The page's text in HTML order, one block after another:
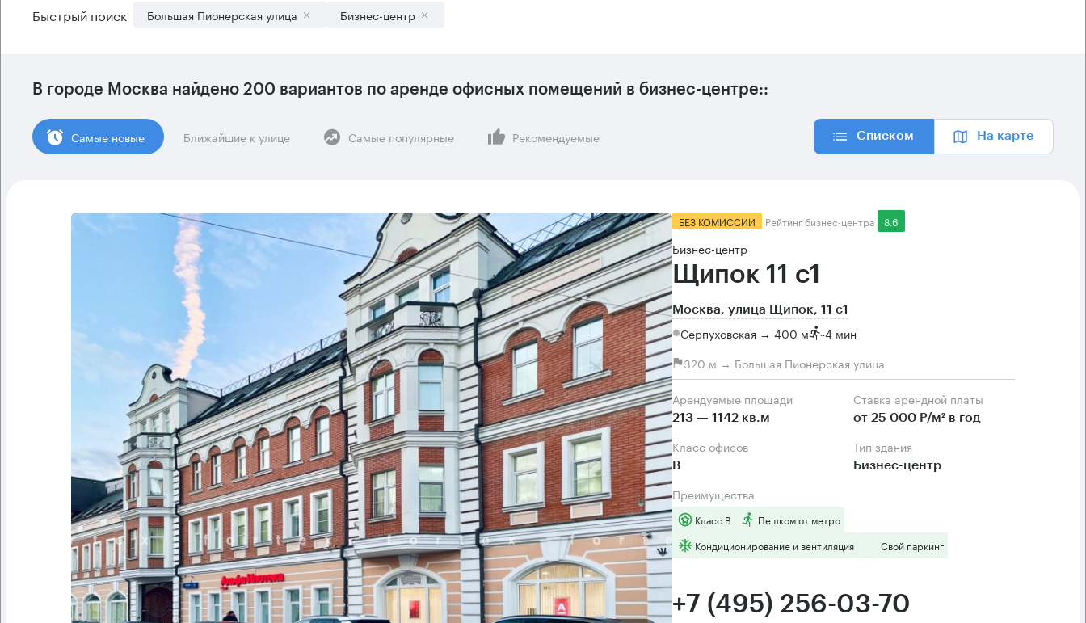
Быстрый поиск Большая Пионерская улица Бизнес-центр
В городе Москва найдено 200 вариантов по аренде офисных помещений в бизнес-центре::
Cамые новые Ближайшие к улице Самые популярные Рекомендуемые Списком На карте
БЕЗ КОМИССИИ Рейтинг бизнес-центра 8.6
Бизнес-центр
Щипок 11 с1
Москва, улица Щипок, 11 с1
Серпуховская → 400 м ~4 мин
320 м → Большая Пионерская улица
Арендуемые площади
213 — 1142 кв.м
Ставка арендной платы
от 25 000 Р/м² в год
Класс офисов
B
Тип здания
Бизнес-центр
Преимущества
Класс B
Пешком от метро
Кондиционирование и вентиляция
Свой паркинг
+7 (495) 256-03-70